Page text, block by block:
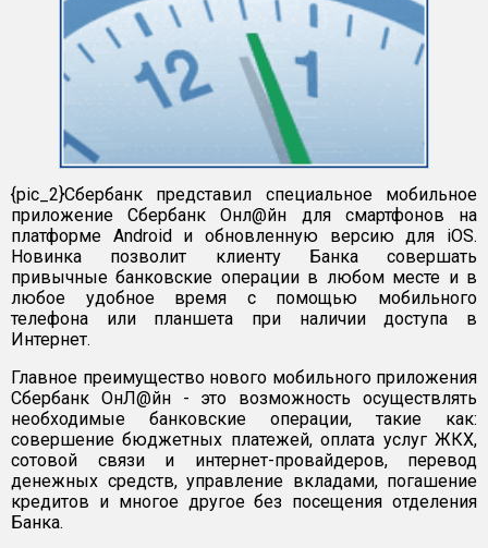
{pic_2}Сбербанк представил специальное мобильное
приложение Сбербанк Онл@йн для смартфонов на
платформе Android и обновленную версию для iOS.
Новинка позволит клиенту Банка совершать
привычные банковские операции в любом месте и в
любое удобное время с помощью мобильного
телефона или планшета при наличии доступа в
Интернет.
Главное преимущество нового мобильного приложения
Сбербанк ОнЛ@йн - это возможность осуществлять
необходимые банковские операции, такие как:
совершение бюджетных платежей, оплата услуг ЖКХ,
сотовой связи и интернет-провайдеров, перевод
денежных средств, управление вкладами, погашение
кредитов и многое другое без посещения отделения
Банка.